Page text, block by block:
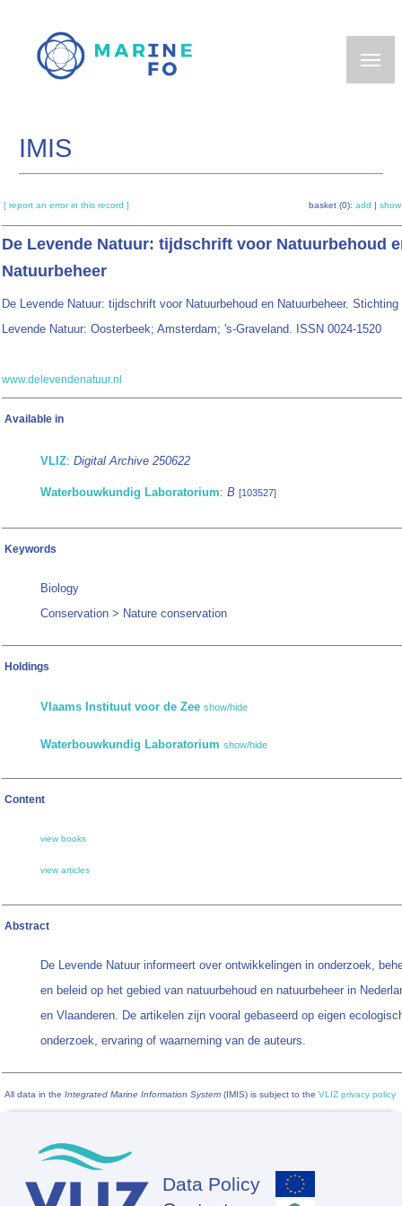
main
IMIS
[ report an error in this record ] basket (0): add show
De Levende Natuur: tijdschrift voor Natuurbehoud
Natuurbeheer
De Levende Natuur: tijdschrift voor Natuurbehoud en Natuurbeheer. Stichting
Levende Natuur: Oosterbeek; Amsterdam; 's-Graveland. ISSN 0024-1520
www.delevendenatuur.nl
Available in
VLIZ: Digital Archive 250622
Waterbouwkundig Laboratorium: B [103527]
Keywords
Biology
Conservation > Nature conservation
Holdings
Vlaams Instituut voor de Zee show/hide
Waterbouwkundig Laboratorium show/hide
Content
view books
view articles
Abstract
De Levende Natuur informeert over ontwikkelingen in onderzoek,
en beleid op het gebied van natuurbehoud en natuurbeheer in
en Vlaanderen. De artikelen zijn vooral gebaseerd op eigen
onderzoek, ervaring of waarneming van de auteurs.
All data in the Integrated Marine Information System (IMIS) is subject to the VLIZ privacy policy
Data Policy